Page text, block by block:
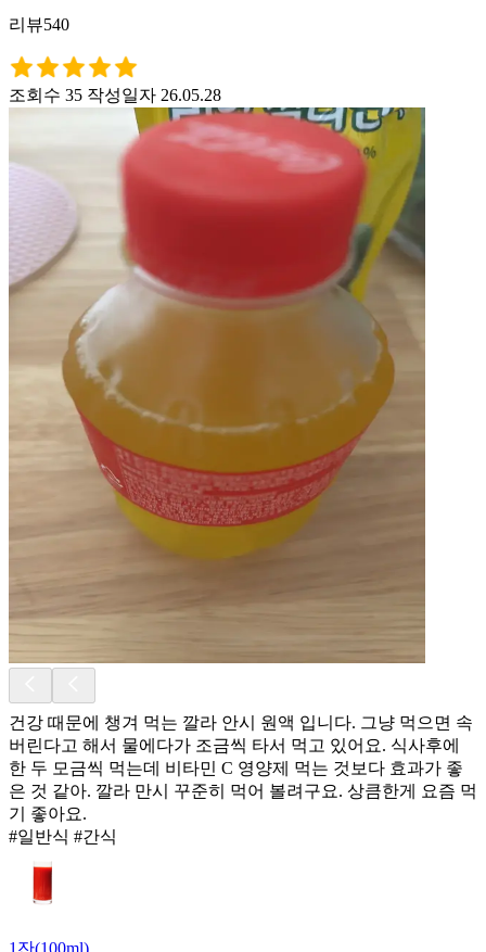
리뷰540
조회수 35 작성일자 26.05.28
건강 때문에 챙겨 먹는 깔라 안시 원액 입니다. 그냥 먹으면 속
버린다고 해서 물에다가 조금씩 타서 먹고 있어요. 식사후에
한 두 모금씩 먹는데 비타민 C 영양제 먹는 것보다 효과가 좋
은 것 같아. 깔라 만시 꾸준히 먹어 볼려구요. 상큼한게 요즘 먹
기 좋아요.
#일반식 #간식
1잔(100ml)